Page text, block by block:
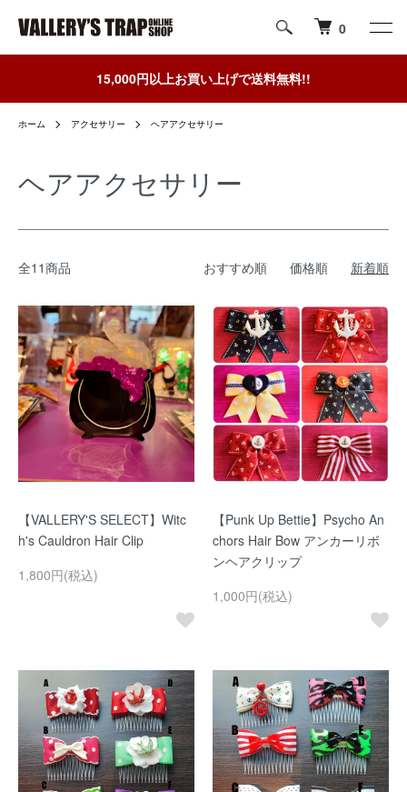
0
15,000円以上お買い上げで送料無料!!
ホーム アクセサリー ヘアアクセサリー
ヘアアクセサリー
全11商品 おすすめ順 価格順 新着順
【VALLERY'S SELECT】Witc
h's Cauldron Hair Clip
1,800円(税込)
【Punk Up Bettie】Psycho An
chors Hair Bow アンカーリボ
ンヘアクリップ
1,000円(税込)